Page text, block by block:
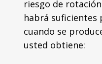
riesgo de
habrá suficientes
cuando se
usted obtiene: